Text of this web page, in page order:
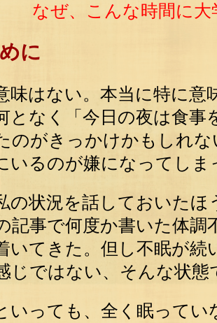
なぜ、こんな時間に
に
味はない。本当に特に意
となく「今日の夜は食
のがきっかけかもしれ
いるのが嫌になってし
の状況を話しておいた
記事で何度か書いた体
いてきた。但し不眠が続
じではない、そんな状態
いっても、全く眠って